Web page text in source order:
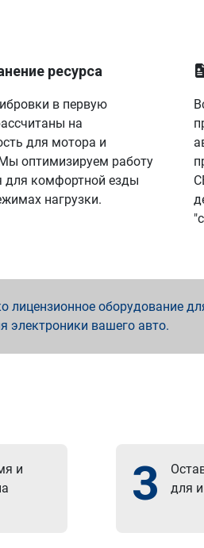
ресурса
в первую
на
для мотора и
оптимизируем работу
для комфортной езды
нагрузки.
оборудование
электроники вашего авто.
и
3
для